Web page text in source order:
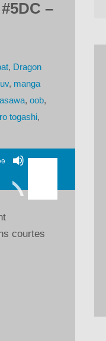
–
, Dragon
, manga
, oob,
togashi,
Utilisez
flèches
augmenter
courtes